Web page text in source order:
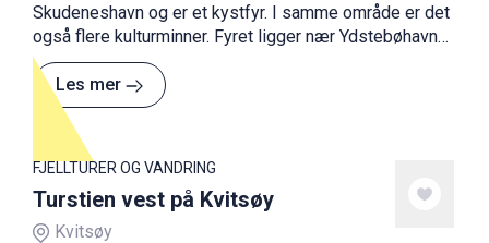
Skudeneshavn og er et kystfyr. I samme område er det
også flere kulturminner. Fyret ligger nær Ydstebøhavn
og annet sjøbruksmiljø.
Les mer
FJELLTURER OG VANDRING
Turstien vest på Kvitsøy
Kvitsøy